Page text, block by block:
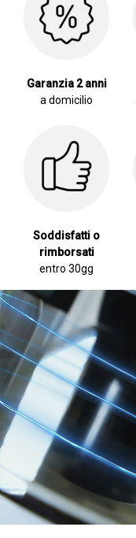
Garanzia 2 anni
a domicilio
Soddisfatti o
rimborsati
entro 30gg